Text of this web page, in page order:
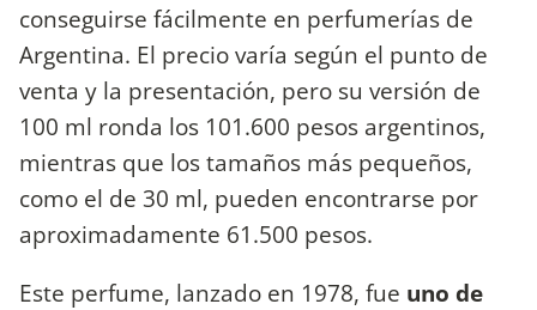
conseguirse fácilmente en perfumerías de
Argentina. El precio varía según el punto de
venta y la presentación, pero su versión de
100 ml ronda los 101.600 pesos argentinos,
mientras que los tamaños más pequeños,
como el de 30 ml, pueden encontrarse por
aproximadamente 61.500 pesos.
Este perfume, lanzado en 1978, fue uno de